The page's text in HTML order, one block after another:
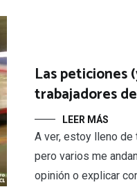
Las peticiones
trabajadores
LEER MÁS
A ver, estoy lleno de
pero varios me
opinión o explicar